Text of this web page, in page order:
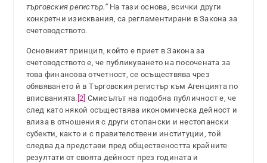
търговския регистър.“ На тази основа, всички други
конкретни изисквания, са регламентирани в Закона за
счетоводството.
Основният принцип, който е приет в Закона за
счетоводството е, че публикуването на посочената за
това финансова отчетност, се осъществява чрез
обявяването й в Търговския регистър към Агенцията по
вписванията. [2] Смисълът на подобна публичност е, че
след като някой осъществява икономическа дейност и
влиза в отношения с други стопански и нестопански
субекти, както и с правителствени институции, той
следва да представи пред обществеността крайните
резултати от своята дейност през годината и